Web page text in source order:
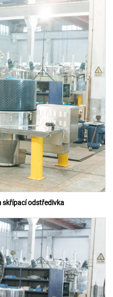
skřípací odstředivka